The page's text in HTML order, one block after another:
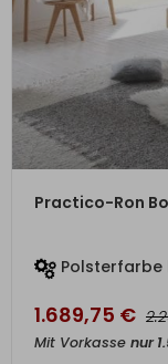
Practico-Ron
1.689,75 €
Mit Vorkasse nur